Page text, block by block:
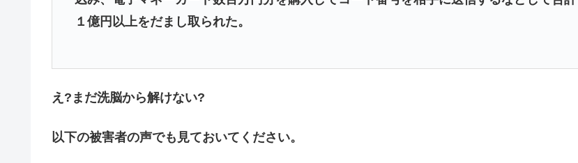
１億円以上をだまし取られた。
え?まだ洗脳から解けない?
以下の被害者の声でも見ておいてください。